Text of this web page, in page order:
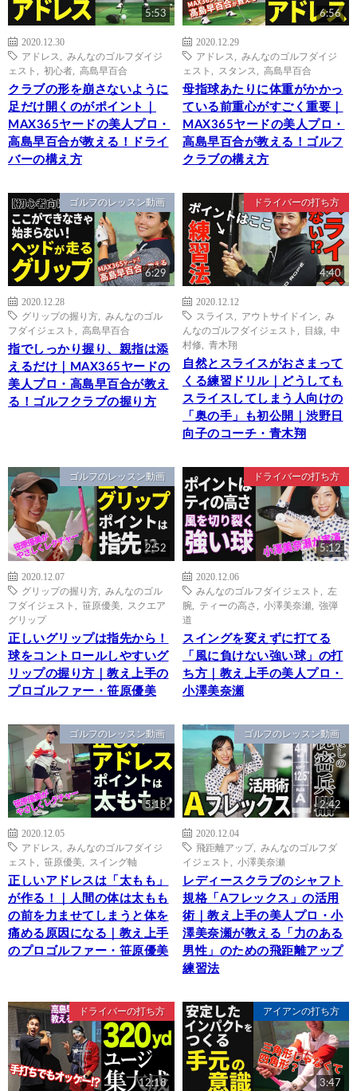
5:53
2020.12.30
アドレス
みんなのゴルフダイジ
ェスト
初心者 高島早百合
クラブの形を崩さないように
足だけ開くのがポイント｜
MAX365ヤードの美人プロ・
高島早百合が教える！ドライ
バーの構え方
6:56
2020.12.29
アドレス
みんなのゴルフダイジ
ェスト
スタンス 高島早百合
母指球あたりに体重がかかっ
ている前重心がすごく重要｜
MAX365ヤードの美人プロ・
高島早百合が教える！ゴルフ
クラブの構え方
ゴルフのレッスン動画
6:29
2020.12.28
グリップの握り方
みんなのゴル
フダイジェスト
高島早百合
指でしっかり握り、親指は添
えるだけ｜MAX365ヤードの
美人プロ・高島早百合が教え
る！ゴルフクラブの握り方
ドライバーの打ち方
4:40
2020.12.12
スライス
アウトサイドイン
み
んなのゴルフダイジェスト
目線
中
村修
青木翔
自然とスライスがおさまって
くる練習ドリル｜どうしても
スライスしてしまう人向けの
「奥の手」も初公開｜渋野日
向子のコーチ・青木翔
ゴルフのレッスン動画
2:52
2020.12.07
グリップの握り方
みんなのゴル
フダイジェスト
笹原優美
スクエア
グリップ
正しいグリップは指先から！
球をコントロールしやすいグ
リップの握り方｜教え上手の
プロゴルファー・笹原優美
ドライバーの打ち方
5:12
2020.12.06
みんなのゴルフダイジェスト
左
腕
ティーの高さ 小澤美奈瀬
強弾
道
スイングを変えずに打てる
「風に負けない強い球」の打
ち方｜教え上手の美人プロ・
小澤美奈瀬
ゴルフのレッスン動画
5:18
2020.12.05
アドレス
みんなのゴルフダイジ
ェスト
笹原優美 スイング軸
正しいアドレスは「太もも」
が作る！｜人間の体は太もも
の前を力ませてしまうと体を
痛める原因になる｜教え上手
のプロゴルファー・笹原優美
ゴルフのレッスン動画
2:42
2020.12.04
飛距離アップ, みんなのゴルフダ
イジェスト
小澤美奈瀬
レディースクラブのシャフト
規格「Aフレックス」の活用
術｜教え上手の美人プロ・小
澤美奈瀬が教える「力のある
男性」のための飛距離アップ
練習法
ドライバーの打ち方
12:18
アイアンの打ち方
3:47